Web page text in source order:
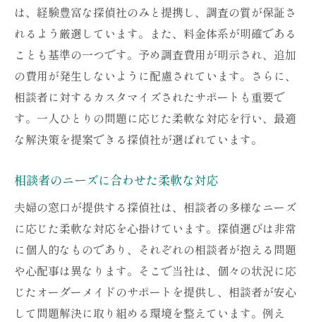
は、経験豊富な探偵社のみと提携し、調査の質が保証さ
れるよう厳選しています。また、料金体系が明確である
ことも基準の一つです。予め調査費用が明示され、追加
の費用が発生しないように配慮されています。さらに、
相談者に対するカスタマイズされたサポートも重要で
す。一人ひとりの問題に応じた柔軟な対応を行い、最適
な解決策を提案できる探偵社が選ばれています。
相談者のニーズに合わせた柔軟な対応
夫婦の窓口が提供する探偵社は、相談者の多様なニーズ
に応じた柔軟な対応を心掛けています。探偵選びは非常
に個人的なものであり、それぞれの相談者が抱える問題
や心配事は異なります。そこで当社は、個々の状況に応
じたオーダーメイドのサポートを提供し、相談者が安心
して問題解決に取り組める環境を整えています。例え